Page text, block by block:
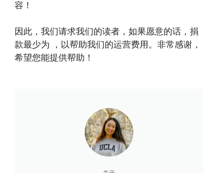
容！
因此，我们请求我们的读者，如果愿意的话，捐
款最少为 ，以帮助我们的运营费用。非常感谢，
希望您能提供帮助！